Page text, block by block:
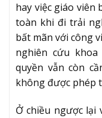
hay việc giáo viên
toàn khi đi trải
bất mãn với công
nghiên cứu
quyền vẫn còn
không được phép
Ở chiều ngược lại